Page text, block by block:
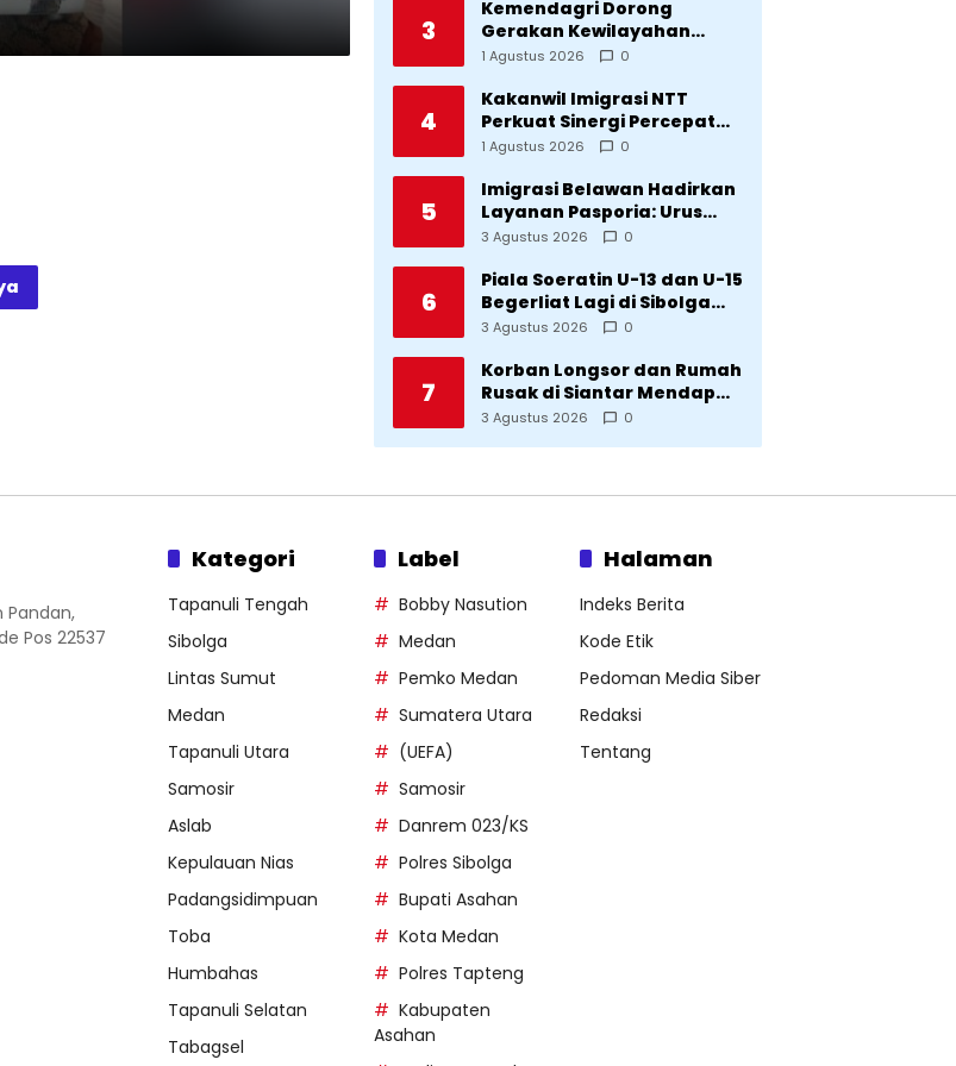
3
Kemendagri Dorong
Gerakan Kewilayahan
Lawan Tuberkulosis
1 Agustus 2026 0
4
Kakanwil Imigrasi NTT
Perkuat Sinergi Percepat
Pembentukan Kantor
1 Agustus 2026 0
5
Imigrasi Belawan Hadirkan
Layanan Pasporia: Urus
Paspor di Hari Libur
3 Agustus 2026 0
6
Piala Soeratin U-13 dan U-15
Begerliat Lagi di Sibolga
Setelah Stadion Horas
3 Agustus 2026 0
7
Korban Longsor dan Rumah
Rusak di Siantar Mendapat
Bantuan dari Pemko
3 Agustus 2026 0
Pandan,
Pos 22537
Kategori
Tapanuli Tengah
Sibolga
Lintas Sumut
Medan
Tapanuli Utara
Samosir
Aslab
Kepulauan Nias
Padangsidimpuan
Toba
Humbahas
Tapanuli Selatan
Tabagsel
Label
Bobby Nasution
Medan
Pemko Medan
Sumatera Utara
(UEFA)
Samosir
Danrem 023/KS
Polres Sibolga
Bupati Asahan
Kota Medan
Polres Tapteng
Kabupaten
Asahan
Halaman
Indeks Berita
Kode Etik
Pedoman Media Siber
Redaksi
Tentang